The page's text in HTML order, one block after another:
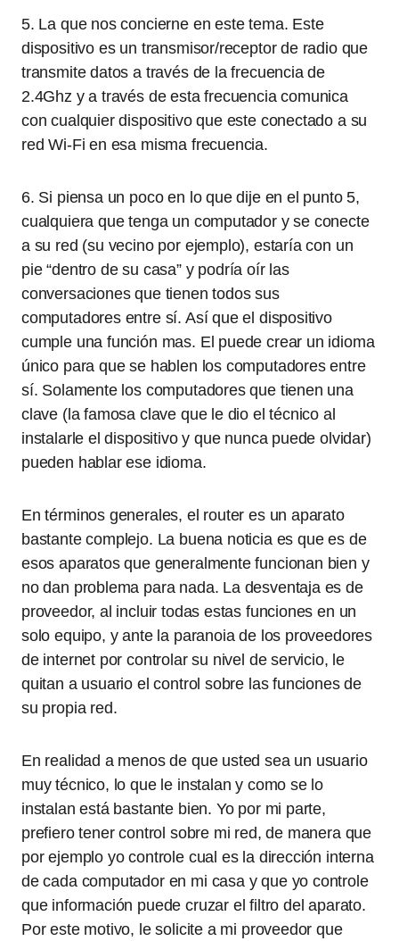
5. La que nos concierne en este tema. Este
dispositivo es un transmisor/receptor de radio que
transmite datos a través de la frecuencia de
2.4Ghz y a través de esta frecuencia comunica
con cualquier dispositivo que este conectado a su
red Wi-Fi en esa misma frecuencia.
6. Si piensa un poco en lo que dije en el punto 5,
cualquiera que tenga un computador y se conecte
a su red (su vecino por ejemplo), estaría con un
pie “dentro de su casa” y podría oír las
conversaciones que tienen todos sus
computadores entre sí. Así que el dispositivo
cumple una función mas. El puede crear un idioma
único para que se hablen los computadores entre
sí. Solamente los computadores que tienen una
clave (la famosa clave que le dio el técnico al
instalarle el dispositivo y que nunca puede olvidar)
pueden hablar ese idioma.
En términos generales, el router es un aparato
bastante complejo. La buena noticia es que es de
esos aparatos que generalmente funcionan bien y
no dan problema para nada. La desventaja es de
proveedor, al incluir todas estas funciones en un
solo equipo, y ante la paranoia de los proveedores
de internet por controlar su nivel de servicio, le
quitan a usuario el control sobre las funciones de
su propia red.
En realidad a menos de que usted sea un usuario
muy técnico, lo que le instalan y como se lo
instalan está bastante bien. Yo por mi parte,
prefiero tener control sobre mi red, de manera que
por ejemplo yo controle cual es la dirección interna
de cada computador en mi casa y que yo controle
que información puede cruzar el filtro del aparato.
Por este motivo, le solicite a mi proveedor que